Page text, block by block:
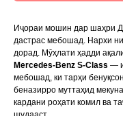
Иҷораи мошин дар шаҳри
дастрас мебошад. Нархи
дорад. Мӯҳлати ҳадди
Mercedes-Benz S-Class —
мебошад, ки тарҳи
беназирро муттаҳид
кардани роҳати комил ва